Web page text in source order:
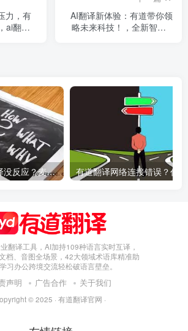
力，有
ai翻译
AI翻译新体验：有道带你领
略未来科技！，全新智能ai
有道翻译语音翻译没反应？麦克风权限设置指南
翻译工具，AI加持109种语言实时互译，
档、音图全场景，42大领域术语库精准助
习办公跨境交流轻松破语言壁垒。
声明 广告合作 关于我们
© 2025 · 有道翻译官网 ·